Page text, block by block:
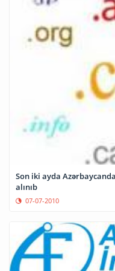
Son iki ayda
alınıb
07-07-2010